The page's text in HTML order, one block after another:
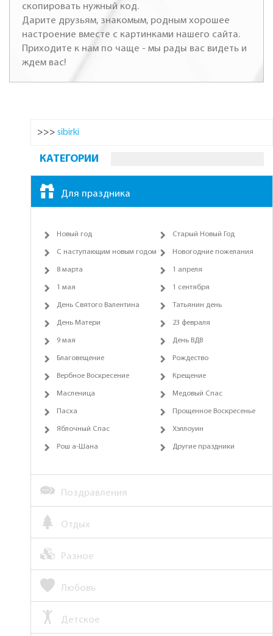
скопировать нужный код.
Дарите друзьям, знакомым, родным хорошее
настроение вместе с картинками нашего сайта.
Приходите к нам по чаще - мы рады вас видеть и
ждем вас!
>>> sibirki
КАТЕГОРИИ
Для праздника
Новый год Старый Новый Год
С наступающим новым годом Новогодние пожелания
8 марта 1 апреля
1 мая 1 сентября
День Святого Валентина Татьянин день
День Матери 23 февраля
9 мая День ВДВ
Благовещение Рождество
Вербное Воскресение Крещение
Масленица Медовый Спас
Пасха Прощенное Воскресенье
Яблочный Спас Хэллоуин
Рош а-Шана Другие праздники
Поздравления
Отдых
Разное
Любовь
Детское